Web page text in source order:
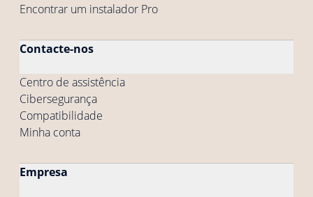
Encontrar um instalador Pro
Contacte-nos
Centro de assistência
Cibersegurança
Compatibilidade
Minha conta
Empresa